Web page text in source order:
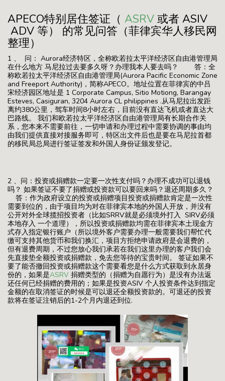
APECO特别居住签证（ ASRV 或者 ASIV
ADV 等） 的常见问答（菲律宾华人移民网
整理）
1 、 问： Aurora经济特区，全称欧若拉太平洋经济区自由港管理局
在什么地方 马尼拉过去要多久呀？办理我本人要去吗？ 答：全
称欧若拉太平洋经济区自由港管理局(Aurora Pacific Economic Zone
and Freeport Authority)，简称APECO。地址位置在菲律宾的中吕
宋经济园区地址是 1 Corporate Campus, Sitio Motiong, Barangay
Esteves, Casiguran, 3204 Aurora CL philippines .从马尼拉出发距
离约380公里，驾车时间8小时左右，目前没有直达飞机或者直达大
巴路线。 我们和欧若拉太平洋经济区自由港管理局有长期合作关
系，您本来不需要前往，一切申请和办理过程中需要协调的事由均
由我们提供直接对接服务即可，特区出文件后也是要在马尼拉首都
的移民局总局进行签证签发和外国人身份证颁发登记。
2 、问：投资或捐赠款一定要一次性支付吗？办理不成功可以退钱
吗？ 如果签证不要了捐赠或投资款可以要回来吗？退还周期多久？
答：作为政府设立的投资或捐赠项目投资或捐赠款肯定是一次性
需要到位的，由于项目均为对在菲律宾本地的外国人开放，并没有
公开对外全球揽招投资者（比如SRRV就是必须境外打入 SIRV必须
本地存入 一个道理），所以投资或捐赠款均需在菲律宾本土现金方
式存入指定银行账户（所以境外客户需要办理一般需要我们帮忙代
缴可支持其他货币和我们换汇，项目方拒绝申请政府是会退费的，
但有退费周期，不过您放心我们承若在我们这里办理的客户我们会
先直接垫全额投资或捐赠款，免去您等待的宝贵时间。 签证如果不
要了能否撤回投资或捐赠款这个需要看您是什么方式获取到永居身
份的，如果是ASRV 捐赠类型的（捐赠为自愿行为）是没有办法返
还任何已经捐赠的费用的；如果是投资ASIV 个人投资条件达到指定
金额的在取消签证的时候是可以退还全额投资款的。可退还的投资
款将在签证注销后的1-2个月内退还到位.